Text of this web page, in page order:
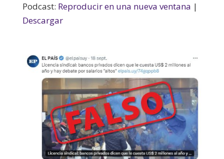
Podcast: Reproducir en una nueva ventana |
Descargar